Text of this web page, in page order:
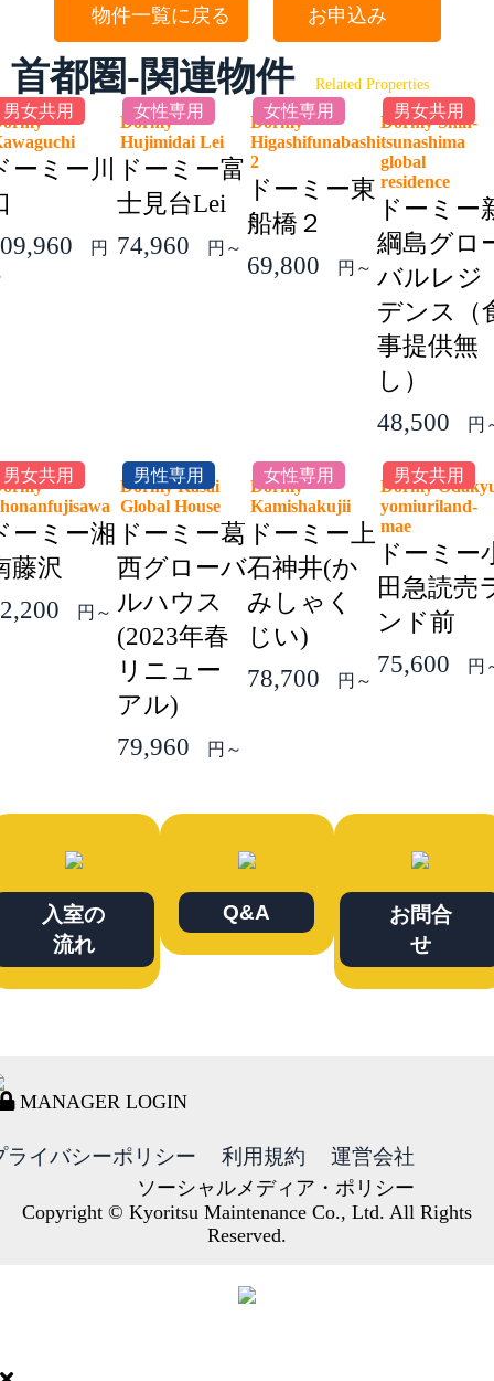
物件一覧に戻る お申込み
首都圏-関連物件 Related Properties
男女共用
ーミー川
円
女性専用
Dormy
Hujimidai Lei
ドーミー富
士見台Lei
74,960
円～
女性専用
Dormy
Higashifunabashi
2
ドーミー東
船橋２
69,800
円～
男女共用
Dormy Shin-
tsunashima
global
residence
ドーミー
綱島グロ
バルレジ
デンス（
事提供無
し）
48,500
円
男女共用
ーミー湘
藤沢
円～
男性専用
Dormy Kasai
Global House
ドーミー葛
西グローバ
ルハウス
(2023年春
リニュー
アル)
79,960
円～
女性専用
Dormy
Kamishakujii
ドーミー上
石神井(か
みしゃく
じい)
78,700
円～
男女共用
Dormy
yomiuriland-
mae
ドーミー
田急読売
ンド前
75,600
円
入室の
流れ
Q&A
お問合
せ
MANAGER LOGIN
ライバシーポリシー 利用規約 運営会社
ソーシャルメディア・ポリシー
Copyright © Kyoritsu Maintenance Co., Ltd. All Rights
Reserved.